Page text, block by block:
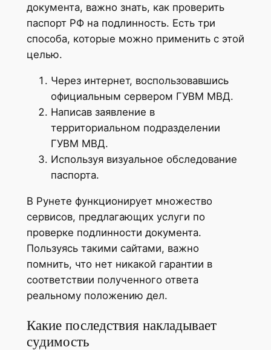
документа, важно знать, как проверить
паспорт РФ на подлинность. Есть три
способа, которые можно применить с этой
целью.
Через интернет, воспользовавшись
официальным сервером ГУВМ МВД.
Написав заявление в
территориальном подразделении
ГУВМ МВД.
Используя визуальное обследование
паспорта.
В Рунете функционирует множество
сервисов, предлагающих услуги по
проверке подлинности документа.
Пользуясь такими сайтами, важно
помнить, что нет никакой гарантии в
соответствии полученного ответа
реальному положению дел.
Какие последствия накладывает
судимость